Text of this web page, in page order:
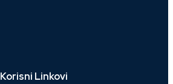
Korisni Linkovi